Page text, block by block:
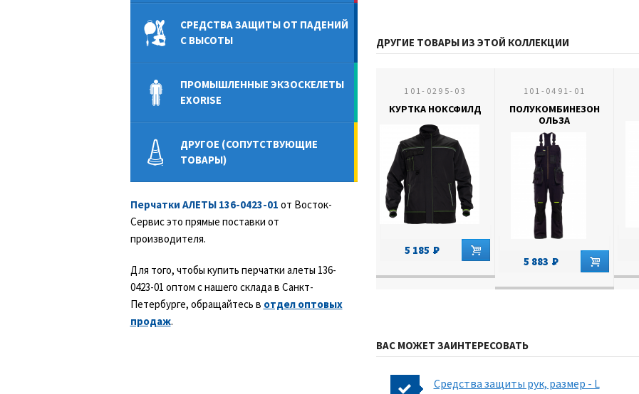
ДРУГИЕ ТОВАРЫ ИЗ ЭТОЙ КОЛЛЕКЦИИ
101-0295-03
КУРТКА НОКСФИЛД
5 185
101-0491-01
ПОЛУКОМБИНЕЗОН
ОЛЬЗА
5 883
ВАС МОЖЕТ ЗАИНТЕРЕСОВАТЬ
Средства защиты рук, размер - L
СРЕДСТВА ЗАЩИТЫ ОТ ПАДЕНИЙ
С ВЫСОТЫ
ПРОМЫШЛЕННЫЕ ЭКЗОСКЕЛЕТЫ
EXORISE
ДРУГОЕ (СОПУТСТВУЮЩИЕ
ТОВАРЫ)
Перчатки АЛЕТЫ 136-0423-01 от Восток-
Сервис это прямые поставки от
производителя.
Для того, чтобы купить перчатки алеты 136-
0423-01 оптом с нашего склада в Санкт-
Петербурге, обращайтесь в отдел оптовых
продаж.